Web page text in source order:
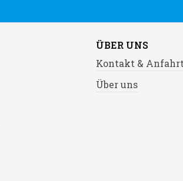
ÜBER UNS
Kontakt & Anfahrt
Über uns